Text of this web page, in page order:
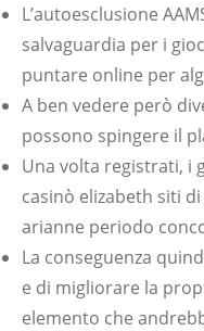
L’autoesclusione
salvaguardia per i
puntare online per
A ben vedere però
possono spingere il
Una volta registrati, i
casinò elizabeth siti
arianne periodo
La conseguenza
e di migliorare la
elemento che